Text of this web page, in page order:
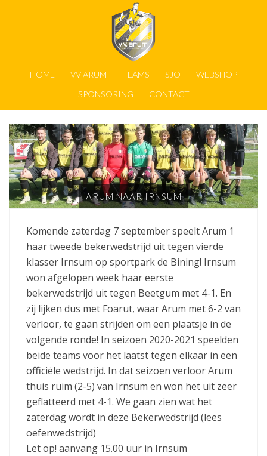
HOME VV ARUM TEAMS SJO
WEBSHOP
SPONSORING
CONTACT
ARUM NAAR IRNSUM
Komende zaterdag 7 september speelt Arum 1
haar tweede bekerwedstrijd uit tegen vierde
klasser Irnsum op sportpark de Bining! Irnsum
won afgelopen week haar eerste
bekerwedstrijd uit tegen Beetgum met 4-1. En
zij lijken dus met Foarut, waar Arum met 6-2 van
verloor, te gaan strijden om een plaatsje in de
volgende ronde! In seizoen 2020-2021 speelden
beide teams voor het laatst tegen elkaar in een
officiële wedstrijd. In dat seizoen verloor Arum
thuis ruim (2-5) van Irnsum en won het uit zeer
geflatteerd met 4-1. We gaan zien wat het
zaterdag wordt in deze Bekerwedstrijd (lees
oefenwedstrijd)
Let op! aanvang 15.00 uur in Irnsum